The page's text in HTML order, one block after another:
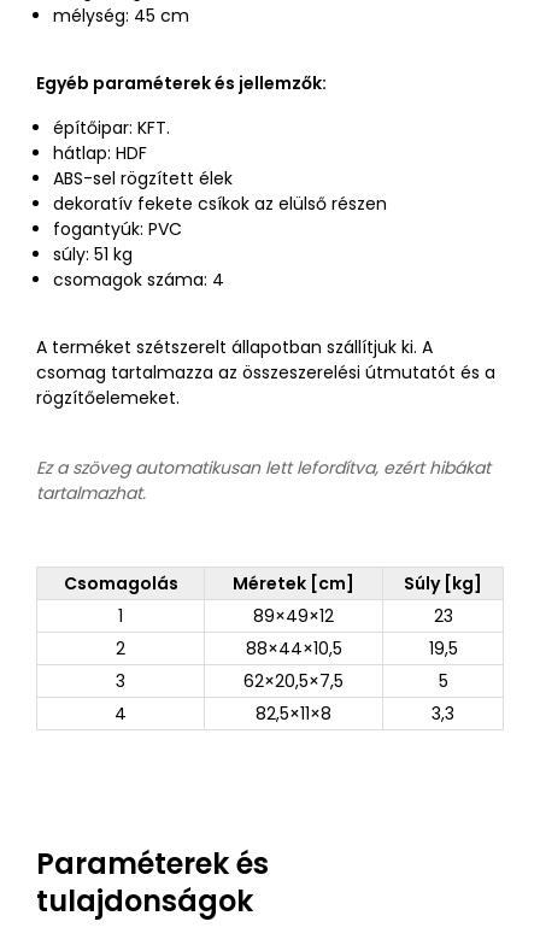
mélység: 45 cm
Egyéb paraméterek és jellemzők:
építőipar: KFT.
hátlap: HDF
ABS-sel rögzített élek
dekoratív fekete csíkok az elülső részen
fogantyúk: PVC
súly: 51 kg
csomagok száma: 4
A terméket szétszerelt állapotban szállítjuk ki. A
csomag tartalmazza az összeszerelési útmutatót és a
rögzítőelemeket.
Ez a szöveg automatikusan lett lefordítva, ezért hibákat
tartalmazhat.
Csomagolás Méretek [cm]
Súly [kg]
1
89×49×12
23
2
88×44×10,5
19,5
3
62×20,5×7,5
5
4
82,5×11×8 3,3
Paraméterek és
tulajdonságok